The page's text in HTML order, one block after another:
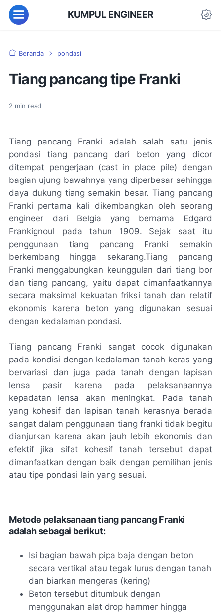
KUMPUL ENGINEER
Beranda pondasi
Tiang pancang tipe Franki
2 min read
Tiang pancang Franki adalah salah satu jenis
pondasi tiang pancang dari beton yang dicor
ditempat pengerjaan (cast in place pile) dengan
bagian ujung bawahnya yang diperbesar sehingga
daya dukung tiang semakin besar. Tiang pancang
Franki pertama kali dikembangkan oleh seorang
engineer dari Belgia yang bernama Edgard
Frankignoul pada tahun 1909. Sejak saat itu
penggunaan tiang pancang Franki semakin
berkembang hingga sekarang.Tiang pancang
Franki menggabungkan keunggulan dari tiang bor
dan tiang pancang, yaitu dapat dimanfaatkannya
secara maksimal kekuatan friksi tanah dan relatif
ekonomis karena beton yang digunakan sesuai
dengan kedalaman pondasi.
Tiang pancang Franki sangat cocok digunakan
pada kondisi dengan kedalaman tanah keras yang
bervariasi dan juga pada tanah dengan lapisan
lensa pasir karena pada pelaksanaannya
kepadatan lensa akan meningkat. Pada tanah
yang kohesif dan lapisan tanah kerasnya berada
sangat dalam penggunaan tiang franki tidak begitu
dianjurkan karena akan jauh lebih ekonomis dan
efektif jika sifat kohesif tanah tersebut dapat
dimanfaatkan dengan baik dengan pemilihan jenis
atau tipe pondasi lain yang sesuai.
Metode pelaksanaan tiang pancang Franki
adalah sebagai berikut:
Isi bagian bawah pipa baja dengan beton
secara vertikal atau tegak lurus dengan tanah
dan biarkan mengeras (kering)
Beton tersebut ditumbuk dengan
menggunakan alat drop hammer hingga